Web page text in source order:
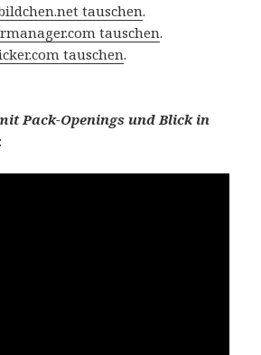
tauschen.
tauschen.
tauschen.
Pack-Openings und Blick in